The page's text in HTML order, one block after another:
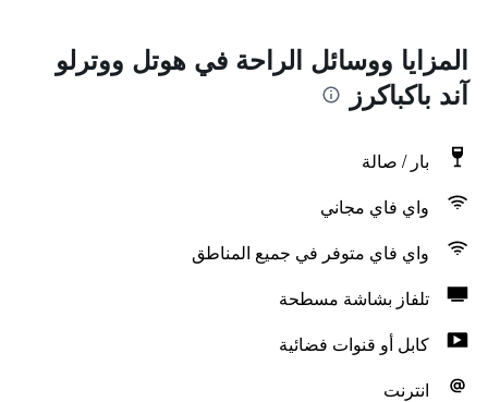
المزايا ووسائل الراحة في هوتل ووترلو
آند باكباكرز
بار / صالة
واي فاي مجاني
واي فاي متوفر في جميع المناطق
تلفاز بشاشة مسطحة
كابل أو قنوات فضائية
انترنت